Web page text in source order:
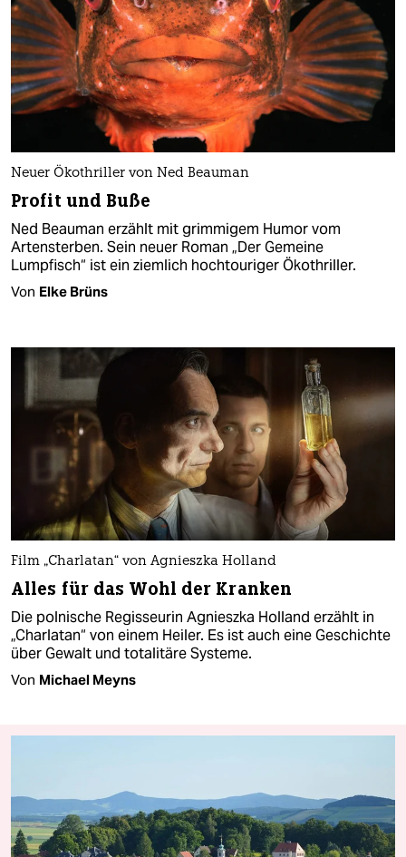
Neuer Ökothriller von Ned Beauman
Profit und Buße
Ned Beauman erzählt mit grimmigem Humor vom
Artensterben. Sein neuer Roman „Der Gemeine
Lumpfisch“ ist ein ziemlich hochtouriger Ökothriller.
Von Elke Brüns
Film „Charlatan“ von Agnieszka Holland
Alles für das Wohl der Kranken
Die polnische Regisseurin Agnieszka Holland erzählt in
„Charlatan“ von einem Heiler. Es ist auch eine Geschichte
über Gewalt und totalitäre Systeme.
Von Michael Meyns